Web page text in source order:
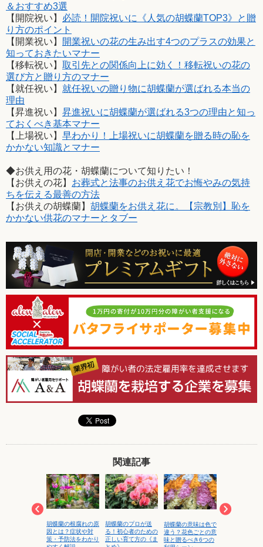
＆おすすめ3選
【開院祝い】 必読！開院祝いに《人気の胡蝶蘭TOP3》と贈
り方のポイント
【開業祝い】
開業祝いの花の生み出す4つのプラスの効果と
知っておきたいマナー
【移転祝い】 取引先との関係向上に効く！移転祝いの花の
選び方と贈り方のマナー
【就任祝い】 就任祝いの贈り物に胡蝶蘭が選ばれる本当の
理由
【昇進祝い】 昇進祝いに胡蝶蘭が選ばれる3つの理由と知っ
ておくべき基本マナー
【上場祝い】 早わかり！上場祝いに胡蝶蘭を贈る時の恥を
かかない知識とマナー
◆お供え用の花・胡蝶蘭について知りたい！
【お供えの花】 お葬式と法事のお供え花でお悔やみの気持
ちを伝える最善の方法
【お供えの胡蝶蘭】 胡蝶蘭をお供え花に。【宗教別】恥を
かかない供花のマナーとタブー
関連記事
胡蝶蘭の根腐れの原
因とは？症状や対
策・予防法をわかり
胡蝶蘭のプロが送
る！初心者のための
正しい育て方の《ま
胡蝶蘭の意味は色で
違う？花色ごとの意
味と贈るべき6つの